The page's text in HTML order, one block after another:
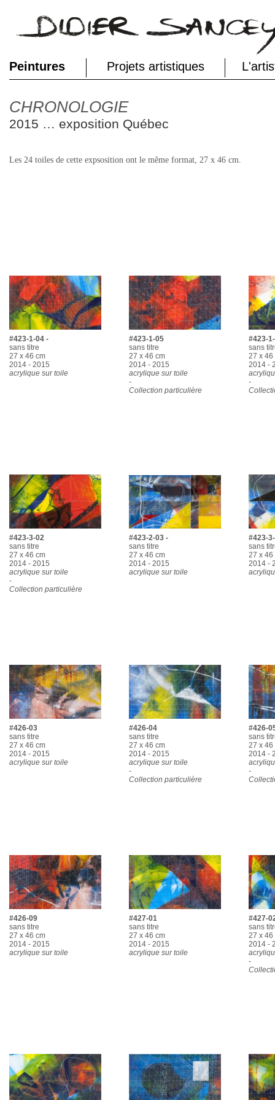
Peintures Projets artistiques
CHRONOLOGIE
2015 … exposition Québec
Les 24 toiles de cette expsosition ont le même format, 27 x 46 cm.
#423-1-04 -
sans titre
27 x 46 cm
2014 - 2015
acrylique sur toile
#423-1-05
sans titre
27 x 46 cm
2014 - 2015
acrylique sur toile
-
Collection particulière
#423-
sans
27 x 46
2014 -
-
#423-3-02
sans titre
27 x 46 cm
2014 - 2015
acrylique sur toile
-
Collection particulière
#423-2-03 -
sans titre
27 x 46 cm
2014 - 2015
acrylique sur toile
#423-
sans
27 x 46
2014 -
#426-03
sans titre
27 x 46 cm
2014 - 2015
acrylique sur toile
#426-04
sans titre
27 x 46 cm
2014 - 2015
acrylique sur toile
-
Collection particulière
#426-
sans
27 x 46
2014 -
-
#426-09
sans titre
27 x 46 cm
2014 - 2015
acrylique sur toile
#427-01
sans titre
27 x 46 cm
2014 - 2015
acrylique sur toile
#427-
sans
27 x 46
2014 -
-